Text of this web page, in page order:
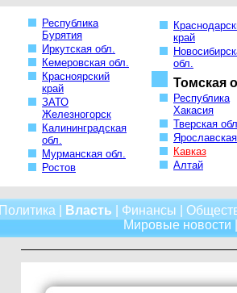
Республика
Бурятия
Иркутская обл.
Кемеровская обл.
Красноярский
край
ЗАТО
Железногорск
Калининградская
обл.
Мурманская обл.
Ростов
край
обл.
Томская
Республика
Хакасия
Тверская
Кавказ
Алтай
Политика Власть Финансы
Мировые новости